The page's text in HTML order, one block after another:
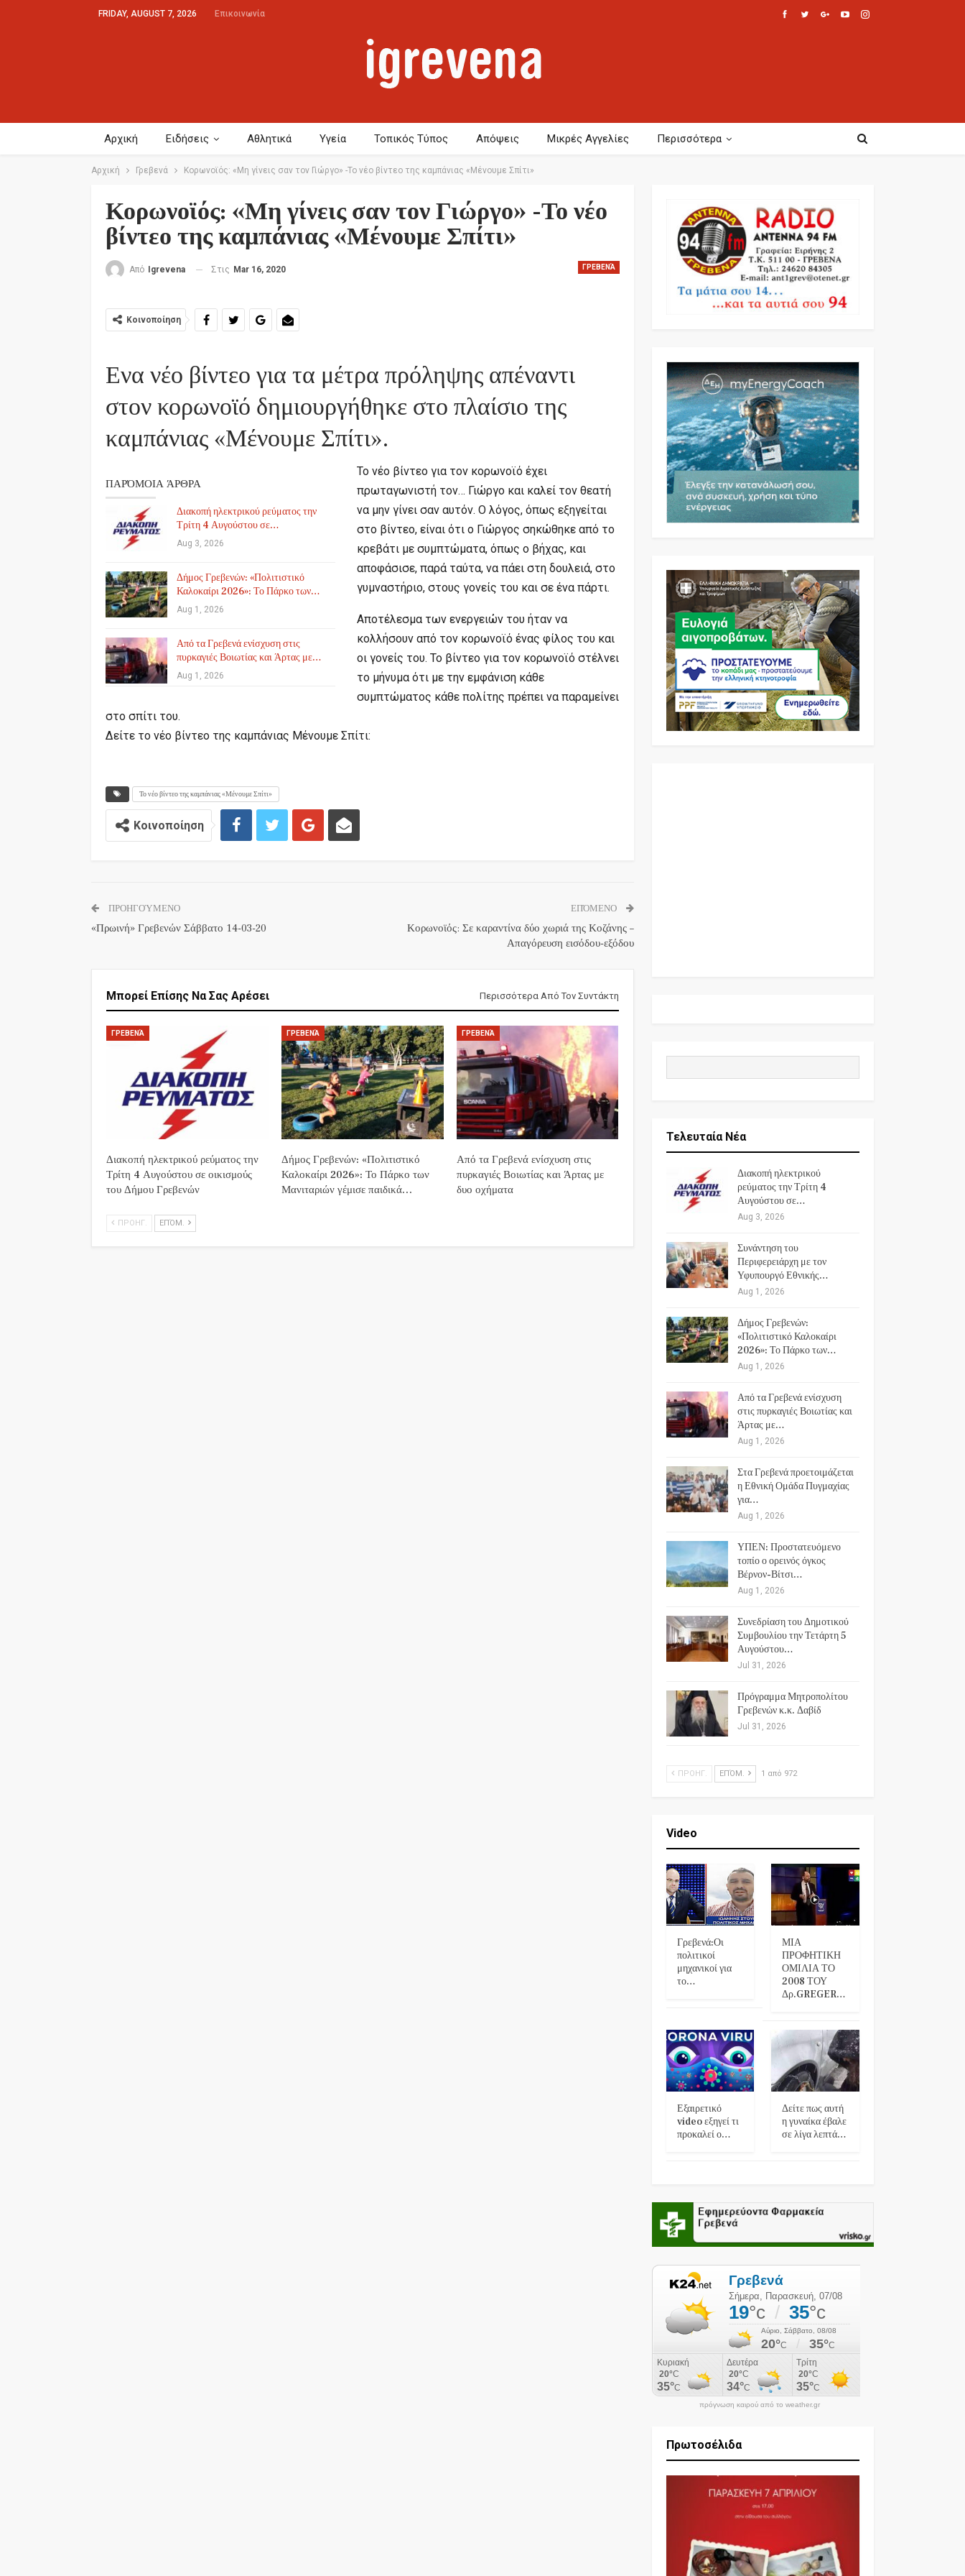
FRIDAY, AUGUST 7, 2026 Επικοινωνία
Αρχική Ειδήσεις Αθλητικά Υγεία Τοπικός Τύπος Απόψεις Μικρές Αγγελίες Περισσότερα
Αρχική Γρεβενά Κορωνοϊός: «Μη γίνεις σαν τον Γιώργο» -Το νέο βίντεο της καμπάνιας «Μένουμε Σπίτι»
Κορωνοϊός: «Μη γίνεις σαν τον Γιώργο» -Το νέο
βίντεο της καμπάνιας «Μένουμε Σπίτι»
ΓΡΕΒΕΝΆ
Από Igrevena Στις Mar 16, 2020
Κοινοποίηση
Ενα νέο βίντεο για τα μέτρα πρόληψης απέναντι
στον κορωνοϊό δημιουργήθηκε στο πλαίσιο της
καμπάνιας «Μένουμε Σπίτι».
ΠΑΡΌΜΟΙΑ ΆΡΘΡΑ
Διακοπή ηλεκτρικού ρεύματος την
Τρίτη 4 Αυγούστου σε…
Aug 3, 2026
Δήμος Γρεβενών: «Πολιτιστικό
Καλοκαίρι 2026»: Το Πάρκο των…
Aug 1, 2026
Από τα Γρεβενά ενίσχυση στις
πυρκαγιές Βοιωτίας και Άρτας με…
Aug 1, 2026
Το νέο βίντεο για τον κορωνοϊό έχει
πρωταγωνιστή τον… Γιώργο και καλεί τον θεατή
να μην γίνει σαν αυτόν. Ο λόγος, όπως εξηγείται
στο βίντεο, είναι ότι ο Γιώργος σηκώθηκε από το
κρεβάτι με συμπτώματα, όπως ο βήχας, και
αποφάσισε, παρά ταύτα, να πάει στη δουλειά, στο
γυμναστήριο, στους γονείς του και σε ένα πάρτι.
Αποτέλεσμα των ενεργειών του ήταν να
κολλήσουν από τον κορωνοϊό ένας φίλος του και
οι γονείς του. Το βίντεο για τον κορωνοϊό στέλνει
το μήνυμα ότι με την εμφάνιση κάθε
συμπτώματος κάθε πολίτης πρέπει να παραμείνει
στο σπίτι του.
Δείτε το νέο βίντεο της καμπάνιας Μένουμε Σπίτι:
Το νέο βίντεο της καμπάνιας «Μένουμε Σπίτι»
Κοινοποίηση
ΠΡΟΗΓΟΎΜΕΝΟ
«Πρωινή» Γρεβενών Σάββατο 14-03-20
ΕΠΌΜΕΝΟ
Κορωνοϊός: Σε καραντίνα δύο χωριά της Κοζάνης –
Απαγόρευση εισόδου-εξόδου
Μπορεί Επίσης Να Σας Αρέσει Περισσότερα Από Τον Συντάκτη
ΓΡΕΒΕΝΆ
Διακοπή ηλεκτρικού ρεύματος την
Τρίτη 4 Αυγούστου σε οικισμούς
του Δήμου Γρεβενών
ΓΡΕΒΕΝΆ
Δήμος Γρεβενών: «Πολιτιστικό
Καλοκαίρι 2026»: Το Πάρκο των
Μανιταριών γέμισε παιδικά…
ΓΡΕΒΕΝΆ
Από τα Γρεβενά ενίσχυση στις
πυρκαγιές Βοιωτίας και Άρτας με
δυο οχήματα
ΠΡΟΗΓ. ΕΠΌΜ.
Τελευταία Νέα
Διακοπή ηλεκτρικού
ρεύματος την Τρίτη 4
Αυγούστου σε…
Aug 3, 2026
Συνάντηση του
Περιφερειάρχη με τον
Υφυπουργό Εθνικής…
Aug 1, 2026
Δήμος Γρεβενών:
«Πολιτιστικό Καλοκαίρι
2026»: Το Πάρκο των…
Aug 1, 2026
Από τα Γρεβενά ενίσχυση
στις πυρκαγιές Βοιωτίας και
Άρτας με…
Aug 1, 2026
Στα Γρεβενά προετοιμάζεται
η Εθνική Ομάδα Πυγμαχίας
για…
Aug 1, 2026
ΥΠΕΝ: Προστατευόμενο
τοπίο ο ορεινός όγκος
Βέρνον-Βίτσι…
Aug 1, 2026
Συνεδρίαση του Δημοτικού
Συμβουλίου την Τετάρτη 5
Αυγούστου…
Jul 31, 2026
Πρόγραμμα Μητροπολίτου
Γρεβενών κ.κ. Δαβίδ
Jul 31, 2026
ΠΡΟΗΓ. ΕΠΌΜ. 1 από 972
Video
Γρεβενά:Οι
πολιτικοί
μηχανικοί για
το…
ΜΙΑ
ΠΡΟΦΗΤΙΚΗ
ΟΜΙΛΙΑ ΤΟ
2008 ΤΟΥ
Δρ.GREGER…
Εξαιρετικό
video εξηγεί τι
προκαλεί ο…
Δείτε πως αυτή
η γυναίκα έβαλε
σε λίγα λεπτά…
πρόγνωση καιρού από το weather.gr
Πρωτοσέλιδα